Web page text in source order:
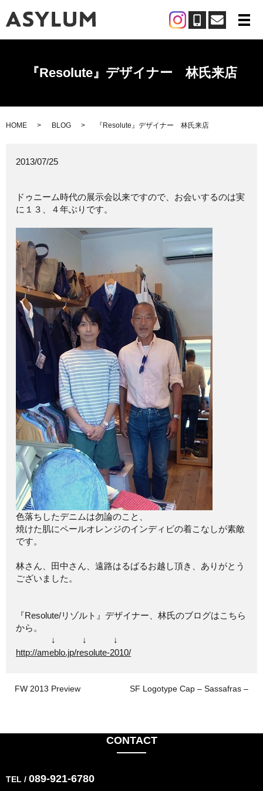
メ
『Resolute』デザイナー 林氏来店
HOME BLOG 『Resolute』デザイナー 林氏来店
2013/07/25
ドゥニーム時代の展示会以来ですので、お会いするのは実
に１３、４年ぶりです。
色落ちしたデニムは勿論のこと、
焼けた肌にペールオレンジのインディビの着こなしが素敵
です。
林さん、田中さん、遠路はるばるお越し頂き、ありがとう
ございました。
『Resolute/リゾルト』デザイナー、林氏のブログはこちら
から。
↓ ↓ ↓
http://ameblo.jp/resolute-2010/
FW 2013 Preview SF Logotype Cap – Sassafras –
CONTACT
TEL / 089-921-6780